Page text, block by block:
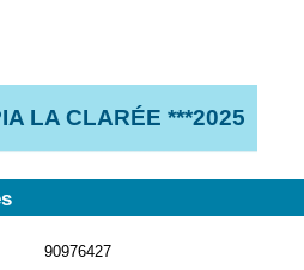
LA CLARÉE ***2025
90976427